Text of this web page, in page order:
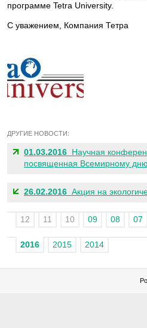
программе Tetra University.
С уважением, Компания Тетра
ДРУГИЕ НОВОСТИ:
01.03.2016 Научная
посвященная Всемирному
26.02.2016 Акция на
12 11 10 09 08 07
2016 2015 2014